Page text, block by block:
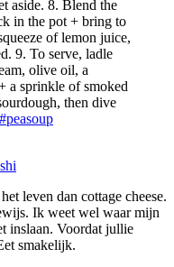
aside. 8. Blend the
in the pot + bring to
of lemon juice,
9. To serve, ladle
olive oil, a
a sprinkle of smoked
then dive
#peasoup
leven dan cottage cheese.
Ik weet wel waar mijn
inslaan. Voordat jullie
smakelijk.